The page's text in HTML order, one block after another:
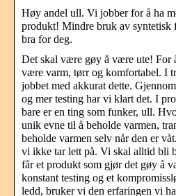
Høy andel ull. Vi jobber for å ha
produkt! Mindre bruk av syntetisk
bra for deg.
Det skal være gøy å være ute! For
være varm, tørr og komfortabel. I
jobbet med akkurat dette.
og mer testing har vi klart det. I
bare er en ting som funker, ull.
unik evne til å beholde varmen,
beholde varmen selv når den er
vi ikke tar lett på. Vi skal alltid bli
får et produkt som gjør det gøy å
konstant testing og et
ledd, bruker vi den erfaringen vi